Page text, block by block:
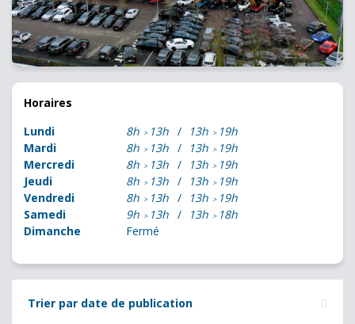
Horaires
Lundi
8h 13h 13h
19h
Mardi
8h 13h 13h
19h
Mercredi
8h 13h 13h
19h
Jeudi
8h 13h 13h
19h
Vendredi
8h 13h 13h
19h
Samedi
9h 13h 13h
18h
Dimanche
Fermé
Trier par date de publication